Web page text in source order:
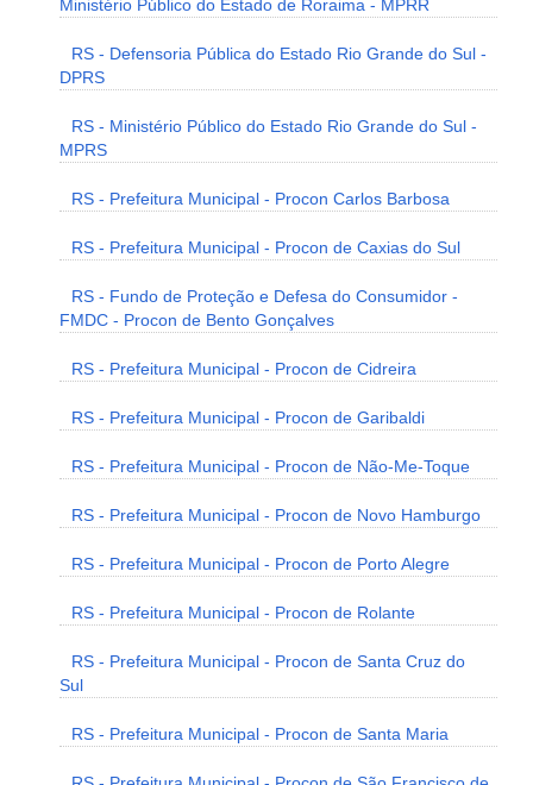
Ministério Público do Estado de Roraima - MPRR
RS - Defensoria Pública do Estado Rio Grande do Sul -
DPRS
RS - Ministério Público do Estado Rio Grande do Sul -
MPRS
RS - Prefeitura Municipal - Procon Carlos Barbosa
RS - Prefeitura Municipal - Procon de Caxias do Sul
RS - Fundo de Proteção e Defesa do Consumidor -
FMDC - Procon de Bento Gonçalves
RS - Prefeitura Municipal - Procon de Cidreira
RS - Prefeitura Municipal - Procon de Garibaldi
RS - Prefeitura Municipal - Procon de Não-Me-Toque
RS - Prefeitura Municipal - Procon de Novo Hamburgo
RS - Prefeitura Municipal - Procon de Porto Alegre
RS - Prefeitura Municipal - Procon de Rolante
RS - Prefeitura Municipal - Procon de Santa Cruz do
Sul
RS - Prefeitura Municipal - Procon de Santa Maria